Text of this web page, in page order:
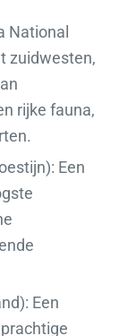
National
zuidwesten,
rijke fauna,
Een
Een